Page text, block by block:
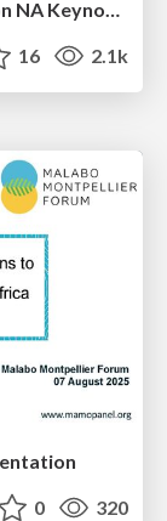
The Art of Delivering Value - GDevCon NA Keynote
16 2.1k
0 320